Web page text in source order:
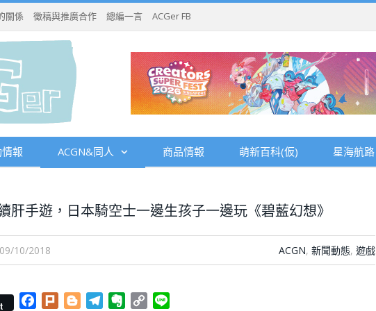
關係 徵稿與推廣合作 總編一言 ACGer FB
報 ACGN&同人 商品情報 萌新百科(仮) 星海航路
肝手遊，日本騎空士一邊生孩子一邊玩《碧藍幻想》
09/10/2018 ACGN, 新聞動態, 遊戲
Facebook
Plurk BloggerTelegramEvernote
Copy